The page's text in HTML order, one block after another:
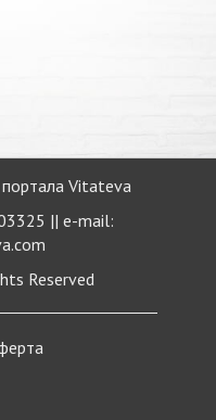
Vitateva
|| e-mail:
Reserved